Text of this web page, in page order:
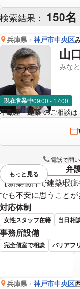
検索結果： 150名
兵庫県 神戸市中央区
山
みな
現在営業中09:00 - 17:00
不動産・建築 のご相談は
電話で問
弁
【新築物件で建築瑕
でも不安に思うこと
対応体制
女性スタッフ在籍 当日相
事務所設備
完全個室で相談 バリアフ
視覚的に省略されて
もっと見る
兵庫県 神戸市中央区